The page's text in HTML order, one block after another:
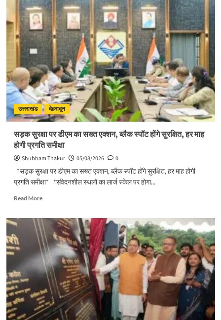
मुख्यमंत्री
ने
उत्तराखण्ड
क्षत्रिय
कल्याण
समिति
वेबसाइट
एवं
क्षत्रिय
जागरण
स्मारिका
का
विमोचन
उत्तराखंड देहरादून
सड़क सुरक्षा पर डीएम का सख्त एक्शन, ब्लैक स्पॉट होंगे सुरक्षित, हर माह
होगी प्रगति समीक्षा
Shubham Thakur 05/08/2026
0
*सड़क सुरक्षा पर डीएम का सख्त एक्शन, ब्लैक स्पॉट होंगे सुरक्षित, हर माह होगी
प्रगति समीक्षा* *संवेदनशील स्थलों का लार्ज स्केल पर होगा...
Read MoreRead
सड़क
सुरक्षा
पर
डीएम
का
सख्त
एक्शन,
ब्लैक
स्पॉट
होंगे